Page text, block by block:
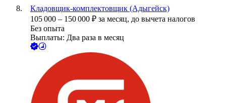
Кладовщик-комплектовщик (Адыгейск)
105 000 – 150 000 ₽ за месяц, до вычета налогов
Без опыта
Выплаты: Два раза в месяц